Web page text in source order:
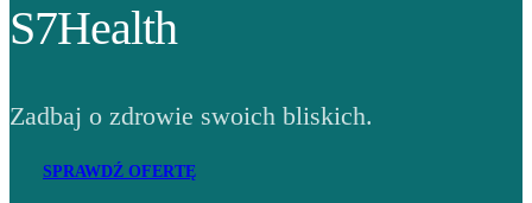
S7Health
Zadbaj o zdrowie swoich bliskich.
SPRAWDŹ OFERTĘ